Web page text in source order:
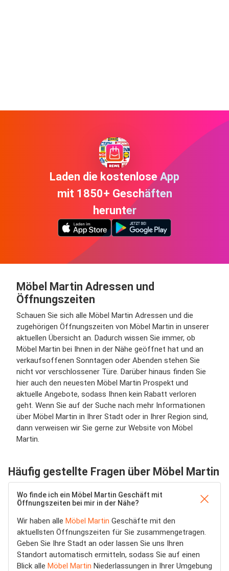
Laden die kostenlose App
mit 1850+ Geschäften
herunter
Möbel Martin Adressen und
Öffnungszeiten
Schauen Sie sich alle Möbel Martin Adressen und die
zugehörigen Öffnungszeiten von Möbel Martin in unserer
aktuellen Übersicht an. Dadurch wissen Sie immer, ob
Möbel Martin bei Ihnen in der Nähe geöffnet hat und an
verkaufsoffenen Sonntagen oder Abenden stehen Sie
nicht vor verschlossener Türe. Darüber hinaus finden Sie
hier auch den neuesten Möbel Martin Prospekt und
aktuelle Angebote, sodass Ihnen kein Rabatt verloren
geht. Wenn Sie auf der Suche nach mehr Informationen
über Möbel Martin in Ihrer Stadt oder in Ihrer Region sind,
dann verweisen wir Sie gerne zur Website von Möbel
Martin.
Häufig gestellte Fragen über Möbel Martin
Wo finde ich ein Möbel Martin Geschäft mit
Öffnungszeiten bei mir in der Nähe?
Wir haben alle Möbel Martin Geschäfte mit den
aktuellsten Öffnungszeiten für Sie zusammengetragen.
Geben Sie Ihre Stadt an oder lassen Sie uns Ihren
Standort automatisch ermitteln, sodass Sie auf einen
Blick alle Möbel Martin Niederlassungen in Ihrer Umgebung